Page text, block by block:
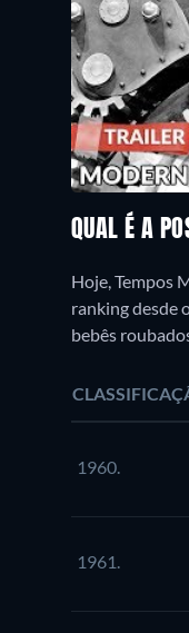
QUAL É A
Hoje, Tempos
ranking desde
bebês
1960.
1961.